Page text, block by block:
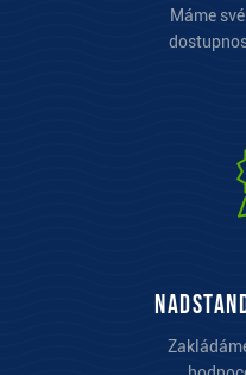
Máme